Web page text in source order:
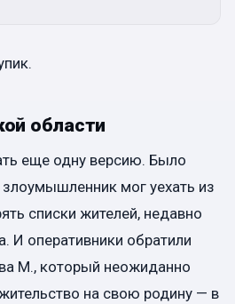
области
еще одну версию. Было
злоумышленник мог уехать из
списки жителей, недавно
И оперативники обратили
М., который неожиданно
на свою родину — в